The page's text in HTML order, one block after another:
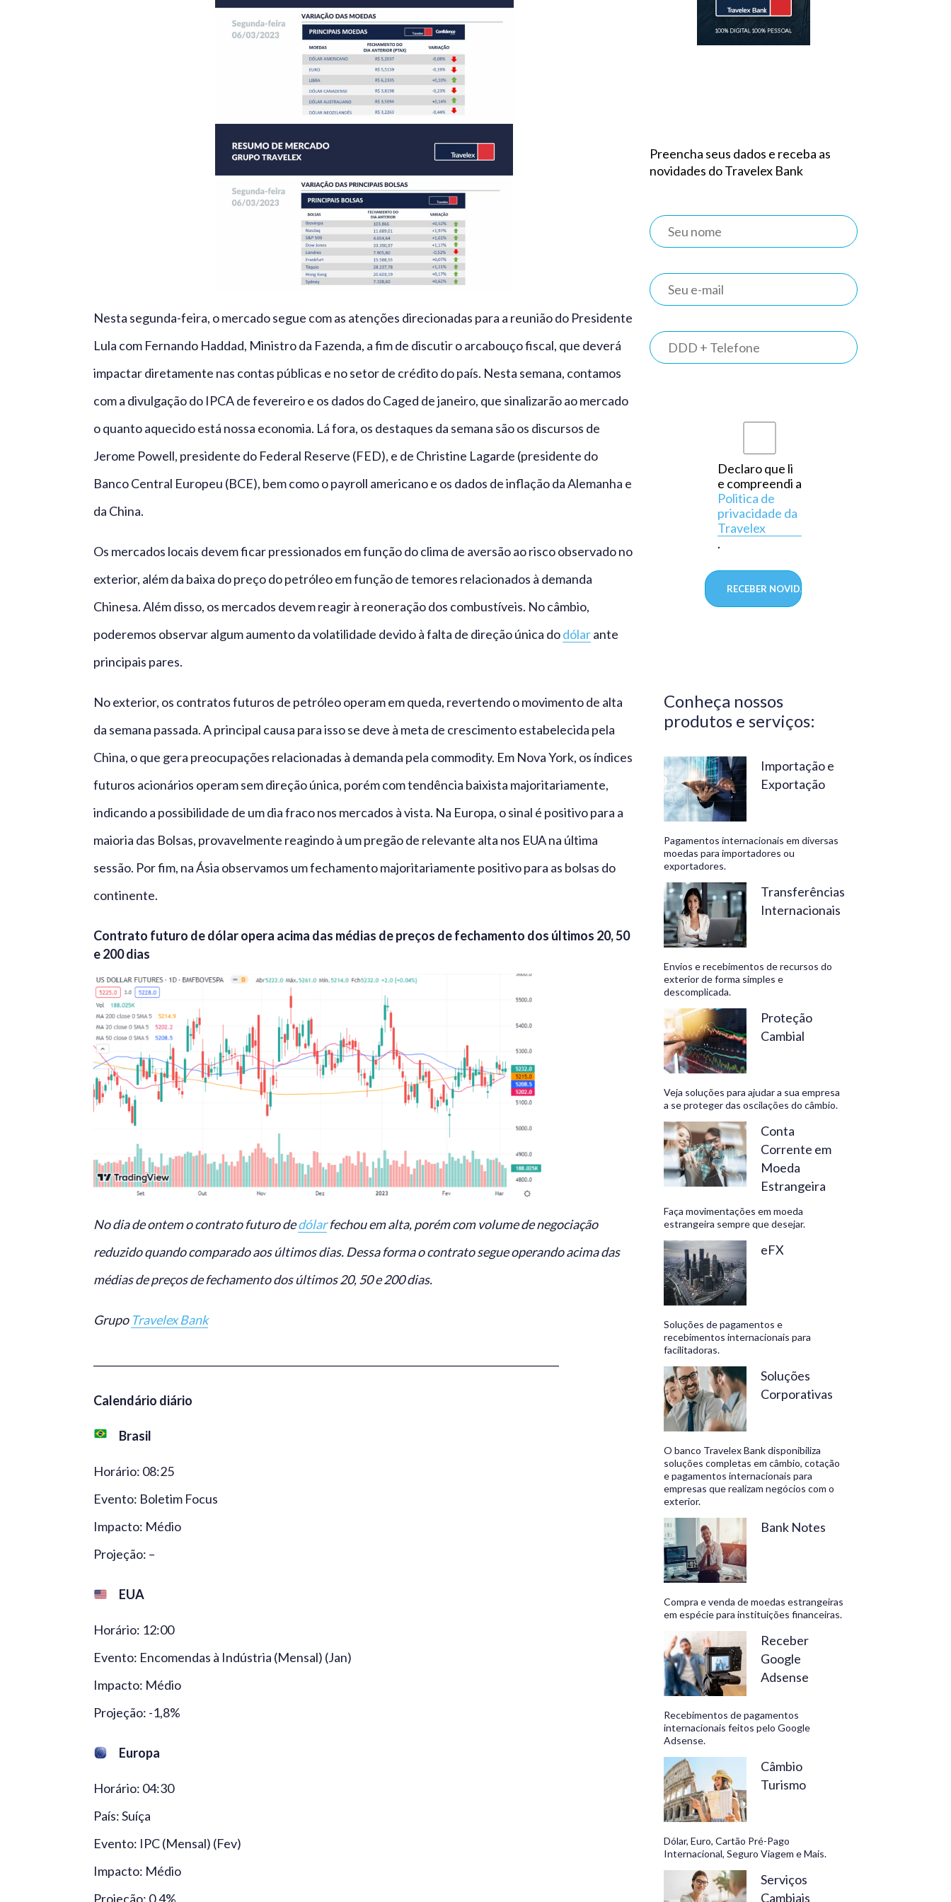
Nesta segunda-feira, o mercado segue com as atenções direcionadas para a reunião do Presidente
Lula com Fernando Haddad, Ministro da Fazenda, a fim de discutir o arcabouço fiscal, que deverá
impactar diretamente nas contas públicas e no setor de crédito do país. Nesta semana, contamos
com a divulgação do IPCA de fevereiro e os dados do Caged de janeiro, que sinalizarão ao mercado
o quanto aquecido está nossa economia. Lá fora, os destaques da semana são os discursos de
Jerome Powell, presidente do Federal Reserve (FED), e de Christine Lagarde (presidente do
Banco Central Europeu (BCE), bem como o payroll americano e os dados de inflação da Alemanha e
da China.
Os mercados locais devem ficar pressionados em função do clima de aversão ao risco observado no
exterior, além da baixa do preço do petróleo em função de temores relacionados à demanda
Chinesa. Além disso, os mercados devem reagir à reoneração dos combustíveis. No câmbio,
poderemos observar algum aumento da volatilidade devido à falta de direção única dodólarante
principais pares.
No exterior, os contratos futuros de petróleo operam em queda, revertendo o movimento de alta
da semana passada. A principal causa para isso se deve à meta de crescimento estabelecida pela
China, o que gera preocupações relacionadas à demanda pela commodity. Em Nova York, os índices
futuros acionários operam sem direção única, porém com tendência baixista majoritariamente,
indicando a possibilidade de um dia fraco nos mercados à vista. Na Europa, o sinal é positivo para a
maioria das Bolsas, provavelmente reagindo à um pregão de relevante alta nos EUA na última
sessão. Por fim, na Ásia observamos um fechamento majoritariamente positivo para as bolsas do
continente.
Contrato futuro de dólar opera acima das médias de preços de fechamento dos últimos 20, 50
e 200 dias
No dia de ontem o contrato futuro dedólarfechou em alta, porém com volume de negociação
reduzido quando comparado aos últimos dias. Dessa forma o contrato segue operando acima das
médias de preços de fechamento dos últimos 20, 50 e 200 dias.
Grupo Travelex Bank
Calendário diário
Brasil
Horário: 08:25
Evento: Boletim Focus
Impacto: Médio
Projeção: –
EUA
Horário: 12:00
Evento: Encomendas à Indústria (Mensal) (Jan)
Impacto: Médio
Projeção: -1,8%
Europa
Horário: 04:30
País: Suíça
Evento: IPC (Mensal) (Fev)
Impacto: Médio
Projeção: 0,4%
Preencha seus dados e receba as
novidades do Travelex Bank
Declaro que li
e compreendi a
Politica de
privacidade da
Travelex
.
TRAVELEX
BANK
primeiro
banco do
país a
operar
exclusivamente
em
aprovado
pelo
confiabilidade
e
são nossos
diferenciais.
Bank,
negócios
rentáveis
Conheça nossos
produtos e serviços:
Importação e
Exportação
Pagamentos internacionais em diversas
moedas para importadores ou
exportadores.
Transferências
Internacionais
Envios e recebimentos de recursos do
exterior de forma simples e
descomplicada.
Proteção
Cambial
Veja soluções para ajudar a sua empresa
a se proteger das oscilações do câmbio.
Conta
Corrente em
Moeda
Estrangeira
Faça movimentações em moeda
estrangeira sempre que desejar.
eFX
Soluções de pagamentos e
recebimentos internacionais para
facilitadoras.
Soluções
Corporativas
O banco Travelex Bank disponibiliza
soluções completas em câmbio, cotação
e pagamentos internacionais para
empresas que realizam negócios com o
exterior.
Bank Notes
Compra e venda de moedas estrangeiras
em espécie para instituições financeiras.
Receber
Google
Adsense
Recebimentos de pagamentos
internacionais feitos pelo Google
Adsense.
Câmbio
Turismo
Dólar, Euro, Cartão Pré-Pago
Internacional, Seguro Viagem e Mais.
Serviços
Cambiais